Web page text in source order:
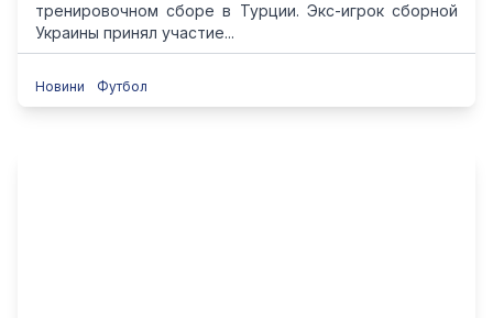
тренировочном сборе в Турции. Экс-игрок сборной
Украины принял участие...
Новини Футбол